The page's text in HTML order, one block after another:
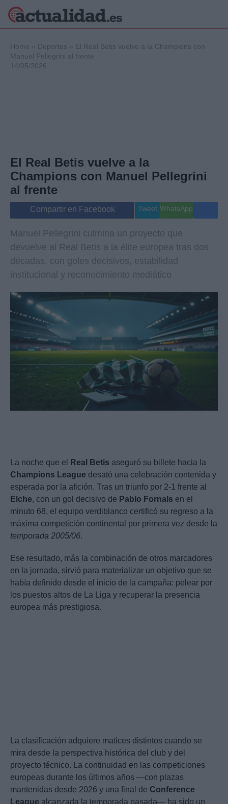
Internacional
Viajes
Gente
Musica
Home » Deportes » El Real Betis vuelve a la Champions con
Manuel Pellegrini al frente
14/05/2026
El Real Betis vuelve a la
Champions con Manuel Pellegrini
al frente
Compartir en Facebook Tweet WhatsApp
Manuel Pellegrini culmina un proyecto que
devuelve al Real Betis a la élite europea tras dos
décadas, con goles decisivos, estabilidad
institucional y reconocimiento mediático
La noche que el Real Betis aseguró su billete hacia la
Champions League desató una celebración contenida y
esperada por la afición. Tras un triunfo por 2-1 frente al
Elche, con un gol decisivo de Pablo Fornals en el
minuto 68, el equipo verdiblanco certificó su regreso a la
máxima competición continental por primera vez desde la
temporada 2005/06.
Ese resultado, más la combinación de otros marcadores
en la jornada, sirvió para materializar un objetivo que se
había definido desde el inicio de la campaña: pelear por
los puestos altos de La Liga y recuperar la presencia
europea más prestigiosa.
La clasificación adquiere matices distintos cuando se
mira desde la perspectiva histórica del club y del
proyecto técnico. La continuidad en las competiciones
europeas durante los últimos años —con plazas
mantenidas desde 2026 y una final de Conference
League alcanzada la temporada pasada— ha sido un